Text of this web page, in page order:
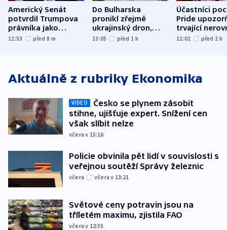
Americký Senát
potvrdil Trumpova
právníka jako
ministra
12:53 před 8 m
Do Bulharska
pronikl zřejmě
ukrajinský dron,
explodoval kilometr
13:05 před 1 h
Účastníci
Pride
trvající
12:02 před 2 h
Aktuálně z rubriky Ekonomika
VIDEO
Česko se plynem zásobit
stihne, ujišťuje expert. Snížení cen
však slíbit nelze
včera v 15:16
Policie obvinila pět lidí v souvislosti s
veřejnou soutěží Správy železnic
včera včera v 13:21
Světové ceny potravin jsou na
tříletém maximu, zjistila FAO
včera v 12:55